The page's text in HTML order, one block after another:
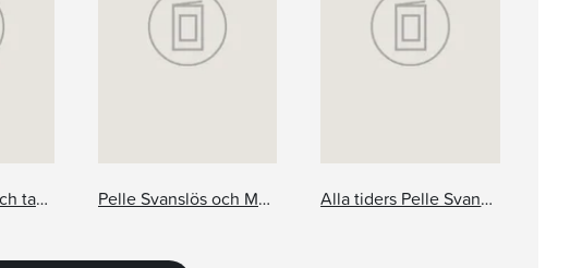
Pelle Svanslös och taxen Max Pelle Svanslös och Maja Gräddnos Alla tiders Pelle Svanslös!